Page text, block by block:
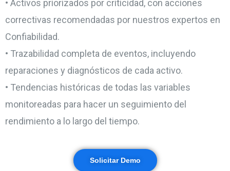
• Activos priorizados por criticidad, con acciones
correctivas recomendadas por nuestros expertos en
Confiabilidad.
• Trazabilidad completa de eventos, incluyendo
reparaciones y diagnósticos de cada activo.
• Tendencias históricas de todas las variables
monitoreadas para hacer un seguimiento del
rendimiento a lo largo del tiempo.
Solicitar Demo